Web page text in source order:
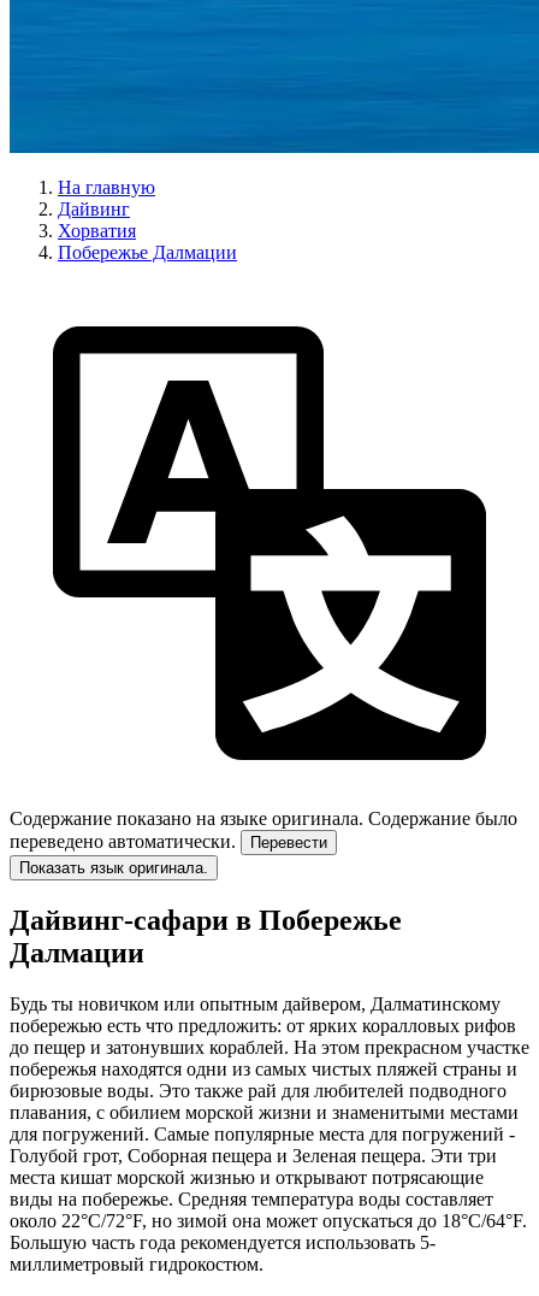
На главную
Дайвинг
Хорватия
Побережье Далмации
Содержание показано на языке оригинала. Содержание было
переведено автоматически.
Перевести
Показать язык оригинала.
Дайвинг-сафари в Побережье
Далмации
Будь ты новичком или опытным дайвером, Далматинскому
побережью есть что предложить: от ярких коралловых рифов
до пещер и затонувших кораблей. На этом прекрасном участке
побережья находятся одни из самых чистых пляжей страны и
бирюзовые воды. Это также рай для любителей подводного
плавания, с обилием морской жизни и знаменитыми местами
для погружений. Самые популярные места для погружений -
Голубой грот, Соборная пещера и Зеленая пещера. Эти три
места кишат морской жизнью и открывают потрясающие
виды на побережье. Средняя температура воды составляет
около 22°C/72°F, но зимой она может опускаться до 18°C/64°F.
Большую часть года рекомендуется использовать 5-
миллиметровый гидрокостюм.